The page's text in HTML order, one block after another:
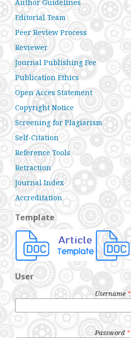
Author Guidelines
Editorial Team
Peer Review Process
Reviewer
Journal Publishing Fee
Publication Ethics
Open Acces Statement
Copyright Notice
Screening for Plagiarism
Self-Citation
Reference Tools
Retraction
Journal Index
Accreditation
Template
User
Username*
Password *